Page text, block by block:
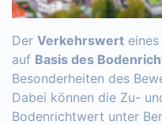
Der Verkehrswert
auf Basis des
Besonderheiten des
Dabei können die Zu-
Bodenrichtwert unter